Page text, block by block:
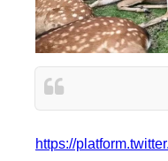
https://